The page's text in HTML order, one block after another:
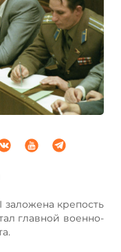
заложена крепость
главной военно-